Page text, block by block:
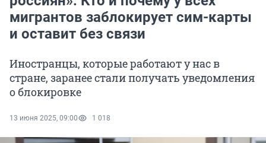
мигрантов заблокирует сим-карты
и оставит без связи
Иностранцы, которые работают у нас в
стране, заранее стали получать уведомления
о блокировке
13 июня 2025, 09:00 1 018